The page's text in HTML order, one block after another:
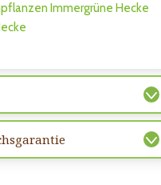
Immergrüne Hecke